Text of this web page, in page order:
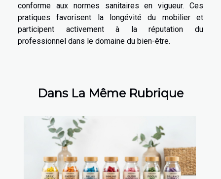
conforme aux normes sanitaires en vigueur. Ces
pratiques favorisent la longévité du mobilier et
participent activement à la réputation du
professionnel dans le domaine du bien-être.
Dans La Même Rubrique